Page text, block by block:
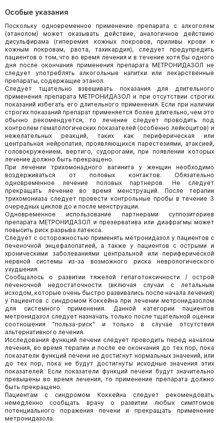
Особые указания
Поскольку одновременное применение препарата с алкоголем
(этанолом) может оказывать действие, аналогичное действию
дисульфирама (гиперемия кожных покровов, приливы крови к
кожным покровам, рвота, тахикардия), следует предупредить
пациентов о том, что во время лечения и в течение хотя бы одного
дня после окончания применения препарата МЕТРОНИДАЗОЛ не
следует употреблять алкогольные напитки или лекарственные
препараты, содержащие этанол.
Следует тщательно взвешивать показания для длительного
применения препарата МЕТРОНИДАЗОЛ и при отсутствии строгих
показаний избегать его длительного применения. Если при наличии
строгих показаний препарат применяется более длительно, чем это
обычно рекомендуется, то лечение следует проводить под
контролем гематологических показателей (особенно лейкоцитов) и
нежелательных реакций, таких как периферическая или
центральная нейропатия, проявляющихся парестезиями, атаксией,
головокружением, вертиго, судорогами, при появлении которых
лечение должно быть прекращено.
При лечении трихомонадного вагинита у женщин необходимо
воздерживаться от половых контактов. Обязательно
одновременное лечение половых партнеров. Не следует
прекращать лечение во время менструаций. После терапии
трихомониаза следует провести контрольные пробы в течение 3
очередных циклов до и после менструации.
Одновременное использование партнерами суппозиториев
препарата МЕТРОНИДАЗОЛ и презерватива или диафрагмы может
повысить риск разрыва латекса.
Следует с осторожностью применять метронидазол у пациентов с
печеночной энцефалопатией, а также у пациентов с острыми и
хроническими заболеваниями центральной или периферической
нервной системы из-за возможного риска неврологического
ухудшения.
Сообщалось о развитии тяжелой гепатотоксичности / острой
печеночной недостаточности (включая случаи с летальным
исходом, которые очень быстро развивались после начала лечения)
у пациентов с синдромом Коккейна при лечении метронидазолом
для системного применения. Данной категории пациентов
метронидазол следует назначать только после тщательной оценки
соотношения "польза-риск" и только в случае отсутствия
альтернативного лечения.
Исследования функций печени следует проводить перед началом
лечения, во время терапии и после ее окончания до тех пор, пока
показатели функций печени не достигнут нормальных значений, или
до тех пор, пока не будут достигнуты исходные значения этих
показателей. Если показатели функций печени будут значительно
превышены во время лечения, то применение препарата должно
быть прекращено.
Пациентам с синдромом Коккейна следует рекомендовать
немедленно сообщать врачу о развитии любых симптомов
потенциального поражения печени и прекращать применение
метронидазола.